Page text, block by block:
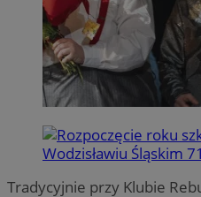
Tradycyjnie przy Klubie